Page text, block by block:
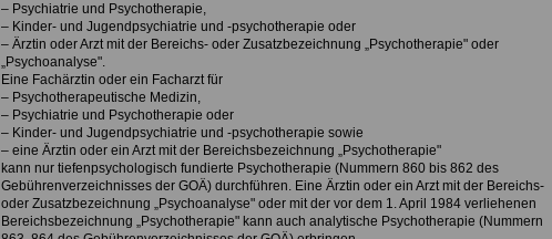
– Psychiatrie und Psychotherapie,
– Kinder- und Jugendpsychiatrie und -psychotherapie oder
– Ärztin oder Arzt mit der Bereichs- oder Zusatzbezeichnung „Psychotherapie" oder
„Psychoanalyse".
Eine Fachärztin oder ein Facharzt für
– Psychotherapeutische Medizin,
– Psychiatrie und Psychotherapie oder
– Kinder- und Jugendpsychiatrie und -psychotherapie sowie
– eine Ärztin oder ein Arzt mit der Bereichsbezeichnung „Psychotherapie"
kann nur tiefenpsychologisch fundierte Psychotherapie (Nummern 860 bis 862 des
Gebührenverzeichnisses der GOÄ) durchführen. Eine Ärztin oder ein Arzt mit der Bereichs-
oder Zusatzbezeichnung „Psychoanalyse" oder mit der vor dem 1. April 1984 verliehenen
Bereichsbezeichnung „Psychotherapie" kann auch analytische Psychotherapie (Nummern